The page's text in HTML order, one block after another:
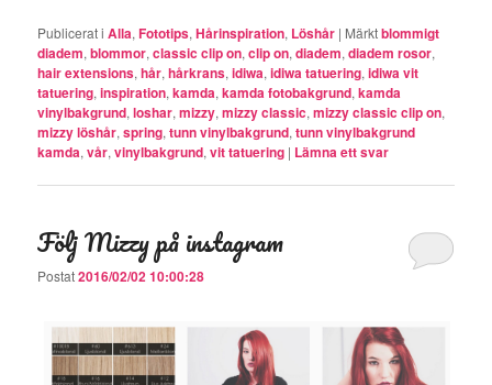
Publicerat i Alla,Fototips,Hårinspiration, Löshår | Märktblommigt
diadem,blommor,classic clip on,clip on,diadem,diadem rosor,
hair extensions,hår,hårkrans,idiwa,idiwa tatuering,idiwa vit
tatuering,inspiration,kamda,kamda fotobakgrund,kamda
vinylbakgrund,loshar,mizzy,mizzy classic,mizzy classic clip on,
mizzy löshår,spring,tunn vinylbakgrund,tunn vinylbakgrund
kamda,vår,vinylbakgrund,vit tatuering | Lämna ett svar
Följ Mizzy på instagram
Postat2016/02/02 10:00:28